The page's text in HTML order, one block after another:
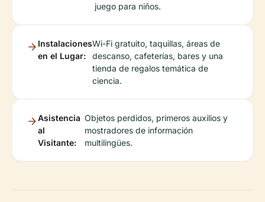
juego para niños.
Instalaciones
en el Lugar:
Wi-Fi gratuito, taquillas, áreas de
descanso, cafeterías, bares y una
tienda de regalos temática de
ciencia.
Asistencia
al
Visitante:
Objetos perdidos, primeros auxilios y
mostradores de información
multilingües.